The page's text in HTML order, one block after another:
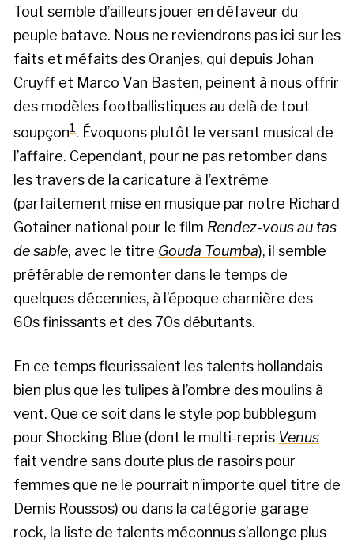
Tout semble d’ailleurs jouer en défaveur du
peuple batave. Nous ne reviendrons pas ici sur les
faits et méfaits des Oranjes, qui depuis Johan
Cruyff et Marco Van Basten, peinent à nous offrir
des modèles footballistiques au delà de tout
soupçon1. Évoquons plutôt le versant musical de
l’affaire. Cependant, pour ne pas retomber dans
les travers de la caricature à l’extrême
(parfaitement mise en musique par notre Richard
Gotainer national pour le film Rendez-vous au tas
de sable, avec le titre Gouda Toumba), il semble
préférable de remonter dans le temps de
quelques décennies, à l’époque charnière des
60s finissants et des 70s débutants.
En ce temps fleurissaient les talents hollandais
bien plus que les tulipes à l’ombre des moulins à
vent. Que ce soit dans le style pop bubblegum
pour Shocking Blue (dont le multi-repris Venus
fait vendre sans doute plus de rasoirs pour
femmes que ne le pourrait n’importe quel titre de
Demis Roussos) ou dans la catégorie garage
rock, la liste de talents méconnus s’allonge plus